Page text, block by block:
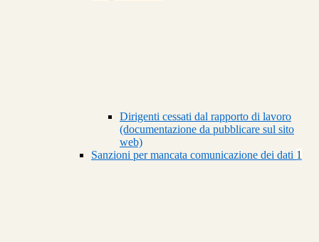
Dirigenti cessati dal rapporto di lavoro
(documentazione da pubblicare sul sito
web)
Sanzioni per mancata comunicazione dei dati 1